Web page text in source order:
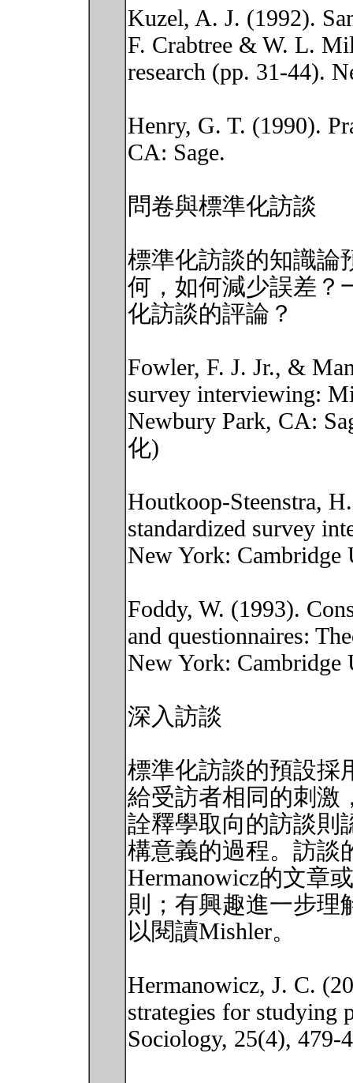
Kuzel, A. J. (1992).
F. Crabtree & W. L.
research (pp. 31-44).
Henry, G. T. (1990).
CA: Sage.
問卷與標準化訪談
標準化訪談的知識論
何，如何減少誤差？
化訪談的評論？
Fowler, F. J. Jr., &
survey interviewing:
Newbury Park, CA:
化)
Houtkoop-Steenstra,
standardized survey
New York: Cambridge
Foddy, W. (1993).
and questionnaires:
New York: Cambridge
深入訪談
標準化訪談的預設採
給受訪者相同的刺激
詮釋學取向的訪談則
構意義的過程。訪談
Hermanowicz的文章
則；有興趣進一步理
以閱讀Mishler。
Hermanowicz, J. C.
strategies for studying
Sociology, 25(4), 479-